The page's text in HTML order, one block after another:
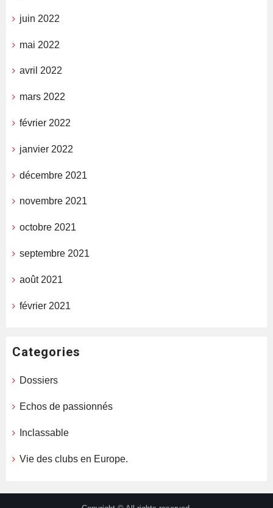
juin 2022
mai 2022
avril 2022
mars 2022
février 2022
janvier 2022
décembre 2021
novembre 2021
octobre 2021
septembre 2021
août 2021
février 2021
Categories
Dossiers
Echos de passionnés
Inclassable
Vie des clubs en Europe.